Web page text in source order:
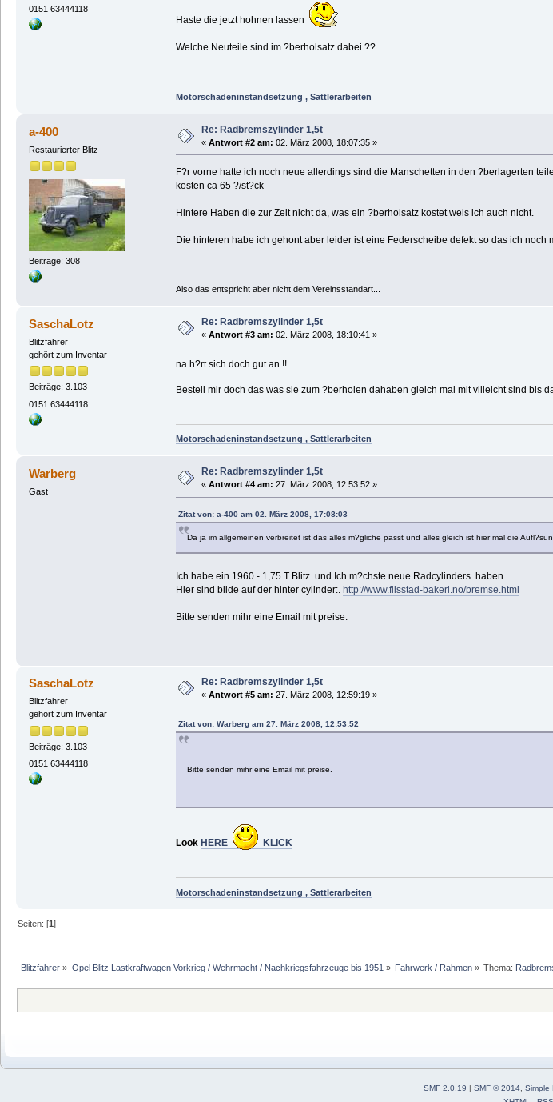
0151 63444118
Haste die jetzt hohnen lassen
Welche Neuteile sind im ?berholsatz dabei ??
Motorschadeninstandsetzung , Sattlerarbeiten
a-400
Restaurierter Blitz
Beiträge: 308
Re: Radbremszylinder 1,5t
« Antwort #2 am: 02. März 2008, 18:07:35 »
F?r vorne hatte ich noch neue allerdings sind die Manschetten in den ?berlagerten
kosten ca 65 ?/st?ck
Hintere Haben die zur Zeit nicht da, was ein ?berholsatz kostet weis ich auch nicht.
Die hinteren habe ich gehont aber leider ist eine Federscheibe defekt so das ich noch
Also das entspricht aber nicht dem Vereinsstandart...
SaschaLotz
Blitzfahrer
gehört zum Inventar
Beiträge: 3.103
0151 63444118
Re: Radbremszylinder 1,5t
« Antwort #3 am: 02. März 2008, 18:10:41 »
na h?rt sich doch gut an !!
Bestell mir doch das was sie zum ?berholen dahaben gleich mal mit villeicht sind bis
Motorschadeninstandsetzung , Sattlerarbeiten
Warberg
Gast
Re: Radbremszylinder 1,5t
« Antwort #4 am: 27. März 2008, 12:53:52 »
Zitat von: a-400 am 02. März 2008, 17:08:03
Da ja im allgemeinen verbreitet ist das alles m?gliche passt und alles gleich ist hier mal die
Ich habe ein 1960 - 1,75 T Blitz. und Ich m?chste neue Radcylinders haben.
Hier sind bilde auf der hinter cylinder:. http://www.flisstad-bakeri.no/bremse.html
Bitte senden mihr eine Email mit preise.
SaschaLotz
Blitzfahrer
gehört zum Inventar
Beiträge: 3.103
0151 63444118
Re: Radbremszylinder 1,5t
« Antwort #5 am: 27. März 2008, 12:59:19 »
Zitat von: Warberg am 27. März 2008, 12:53:52
Bitte senden mihr eine Email mit preise.
Look HERE KLICK
Motorschadeninstandsetzung , Sattlerarbeiten
Seiten: [1]
Blitzfahrer » Opel Blitz Lastkraftwagen Vorkrieg / Wehrmacht / Nachkriegsfahrzeuge bis 1951 » Fahrwerk / Rahmen» Thema:
SMF 2.0.19 | SMF © 2014, Simple